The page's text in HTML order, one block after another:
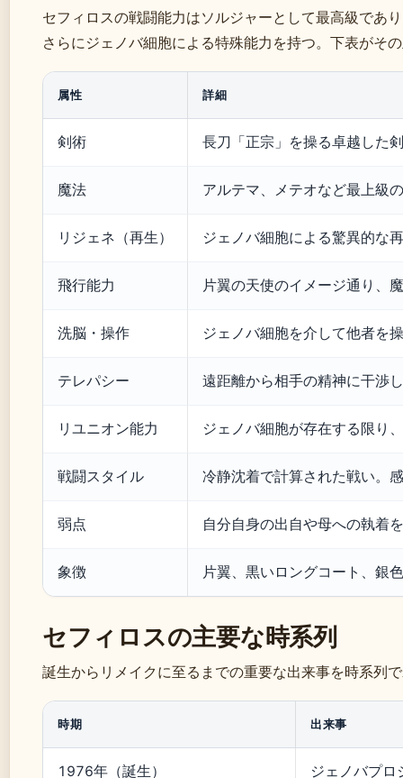
セフィロスの戦闘能力はソルジャーとして最高級であ
さらにジェノバ細胞による特殊能力を持つ。下表がそ
属性 詳細
剣術 長刀「正宗」を操る卓越した
魔法 アルテマ、メテオなど最上級
リジェネ（再生） ジェノバ細胞による驚異的な
飛行能力 片翼の天使のイメージ通り、
洗脳・操作 ジェノバ細胞を介して他者を
テレパシー 遠距離から相手の精神に干渉
リユニオン能力 ジェノバ細胞が存在する限り
戦闘スタイル 冷静沈着で計算された戦い。
弱点 自分自身の出自や母への執着
象徴 片翼、黒いロングコート、銀
セフィロスの主要な時系列
誕生からリメイクに至るまでの重要な出来事を時系列
時期 出来事
1976年（誕生） ジェノバプロ